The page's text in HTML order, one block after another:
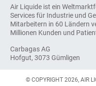
Air Liquide ist ein
Services für Industrie und
Mitarbeitern in 60 Ländern
Millionen Kunden und
Carbagas AG
Hofgut, 3073 Gümligen
© COPYRIGHT 2026, AIR